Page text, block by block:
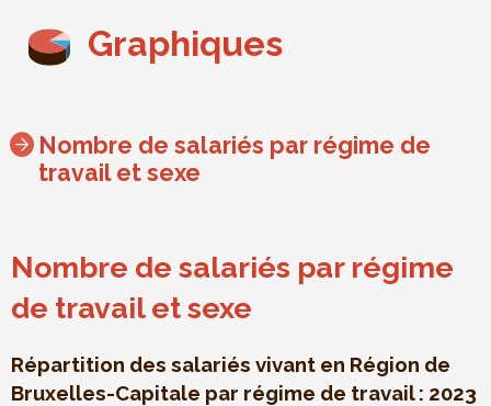
Graphiques
Nombre de salariés par régime de
travail et sexe
Nombre de salariés par régime
de travail et sexe
Répartition des salariés vivant en Région de
Bruxelles-Capitale par régime de travail : 2023